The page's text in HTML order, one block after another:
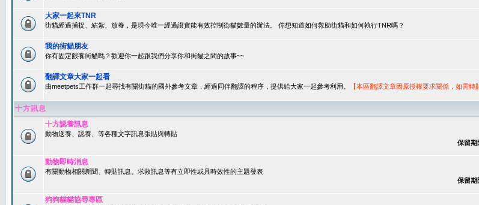
大家一起來TNR
街貓經過捕捉、結紮、放養，是現今唯一經過證實能有效控制街貓數量的辦法。 你想知道如何救助街貓和如何執行TNR嗎？
我的街貓朋友
你有固定餵養街貓嗎？歡迎你一起跟我們分享你和街貓之間的故事~~
翻譯文章大家一起看
由meetpets工作群一起尋找有關街貓的國外參考文章，經過同伴翻譯的程序，提供給大家一起參考利用。 【本區翻譯文章因原授權要求關係，如需
十方訊息
十方認養訊息
動物送養、認養、等各種文字訊息張貼與轉貼
保留期限：
動物即時消息
有關動物相關新聞、轉貼訊息、求救訊息等有立即性或具時效性的主題發表
保留期限：
狗狗貓貓協尋專區